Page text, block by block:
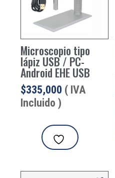
Microscopio tipo
lápiz USB / PC-
Android EHE USB
$335,000 ( IVA
Incluido )